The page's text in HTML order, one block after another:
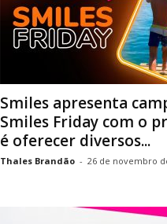
Smiles apresenta
Smiles Friday com o
é oferecer diversos...
Thales Brandão - 26 de novembro